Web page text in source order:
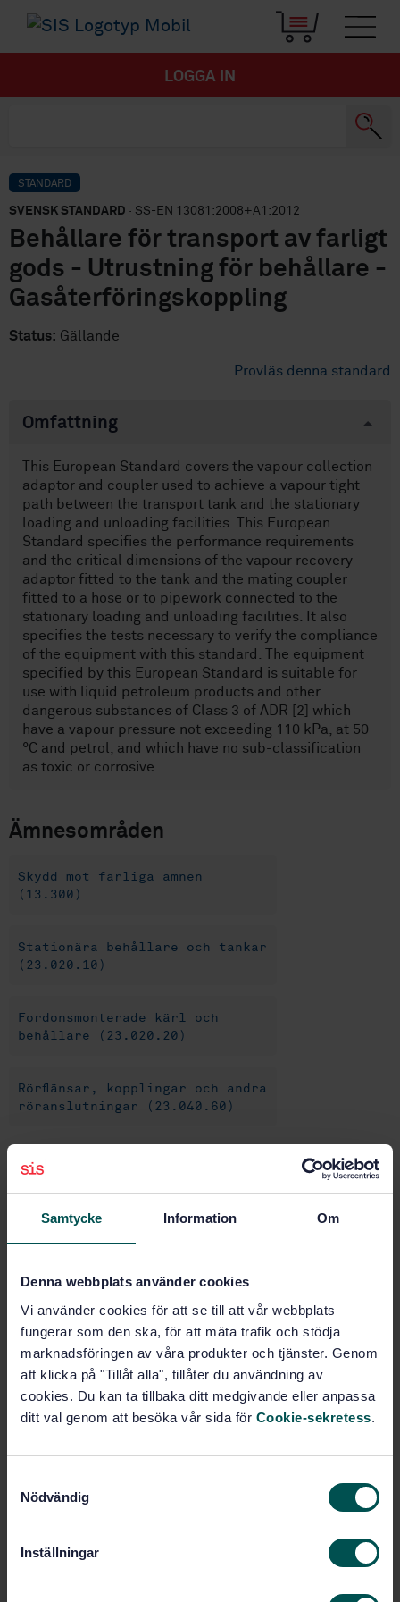
Samtycke Information Om
Denna webbplats använder cookies
Vi använder cookies för att se till att vår webbplats
fungerar som den ska, för att mäta trafik och stödja
marknadsföringen av våra produkter och tjänster. Genom
att klicka på "Tillåt alla", tillåter du användning av
cookies. Du kan ta tillbaka ditt medgivande eller anpassa
ditt val genom att besöka vår sida för Cookie-sekretess.
Nödvändig
Inställningar
LOGGA IN
STANDARD
SVENSK STANDARD · SS-EN 13081:2008+A1:2012
Behållare för transport av farligt
gods - Utrustning för behållare -
Gasåterföringskoppling
Status: Gällande
Provläs denna standard
Omfattning
This European Standard covers the vapour collection
adaptor and coupler used to achieve a vapour tight
path between the transport tank and the stationary
loading and unloading facilities. This European
Standard specifies the performance requirements
and the critical dimensions of the vapour recovery
adaptor fitted to the tank and the mating coupler
fitted to a hose or to pipework connected to the
stationary loading and unloading facilities. It also
specifies the tests necessary to verify the compliance
of the equipment with this standard. The equipment
specified by this European Standard is suitable for
use with liquid petroleum products and other
dangerous substances of Class 3 of ADR [2] which
have a vapour pressure not exceeding 110 kPa, at 50
°C and petrol, and which have no sub-classification
as toxic or corrosive.
Ämnesområden
Skydd mot farliga ämnen
(13.300)
Stationära behållare och tankar
(23.020.10)
Fordonsmonterade kärl och
behållare (23.020.20)
Rörflänsar, kopplingar och andra
röranslutningar (23.040.60)
Köp denna standard
STANDARD
SVENSK STANDARD· SS-EN 13081:2008+A1:2012
behållare - Gasåterföringskoppling
Prenumerera på standarden - Läs mer
PDF
Lägg i varukorgen
Fler alternativ
Språk: Engelska